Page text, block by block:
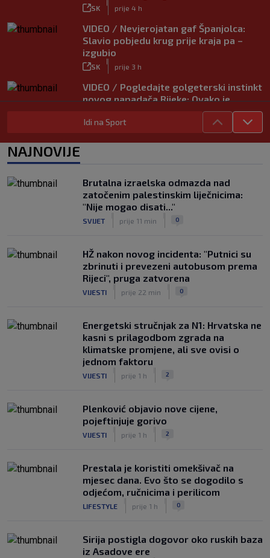
SK prije 4 h
VIDEO / Nevjerojatan gaf Španjolca:
Slavio pobjedu krug prije kraja pa –
izgubio
SK prije 3 h
VIDEO / Pogledajte golgeterski instinkt
novog napadača Rijeke: Ovako je
SK
|
prije 5 h
Idi na Sport
NAJNOVIJE
Brutalna izraelska odmazda nad
zatočenim palestinskim liječnicima:
"Nije mogao disati..."
SVIJET prije 11 min 0
HŽ nakon novog incidenta: "Putnici su
zbrinuti i prevezeni autobusom prema
Rijeci", pruga zatvorena
VIJESTI prije 22 min 0
Energetski stručnjak za N1: Hrvatska ne
kasni s prilagodbom zgrada na
klimatske promjene, ali sve ovisi o
jednom faktoru
VIJESTI prije 1 h 2
Plenković objavio nove cijene,
pojeftinjuje gorivo
VIJESTI prije 1 h 2
Prestala je koristiti omekšivač na
mjesec dana. Evo što se dogodilo s
odjećom, ručnicima i perilicom
LIFESTYLE prije 1 h 0
Sirija postigla dogovor oko ruskih baza
iz Asadove ere